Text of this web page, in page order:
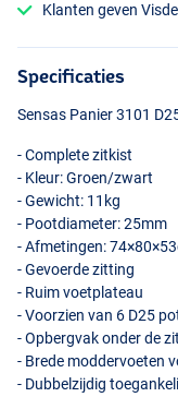
Klanten geven
Specificaties
Sensas Panier 3101
- Complete zitkist
- Kleur: Groen/zwart
- Gewicht: 11kg
- Pootdiameter: 25mm
- Afmetingen:
- Gevoerde zitting
- Ruim voetplateau
- Voorzien van 6 D25
- Opbergvak onder de
- Brede moddervoeten
- Dubbelzijdig